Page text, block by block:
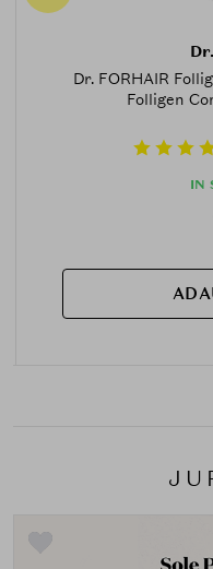
Dr. FORHAIR
Folligen
IN